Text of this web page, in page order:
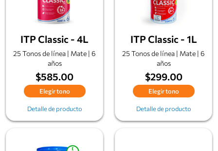
ITP Classic - 4L
25 Tonos de línea | Mate | 6
años
$585.00
Elegir tono
Detalle de producto
ITP Classic - 1L
25 Tonos de línea | Mate | 6
años
$299.00
Elegir tono
Detalle de producto